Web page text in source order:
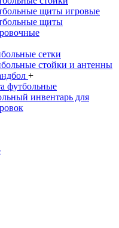
щиты игровые
щиты
сетки
стойки и антенны
+
футбольные
инвентарь для